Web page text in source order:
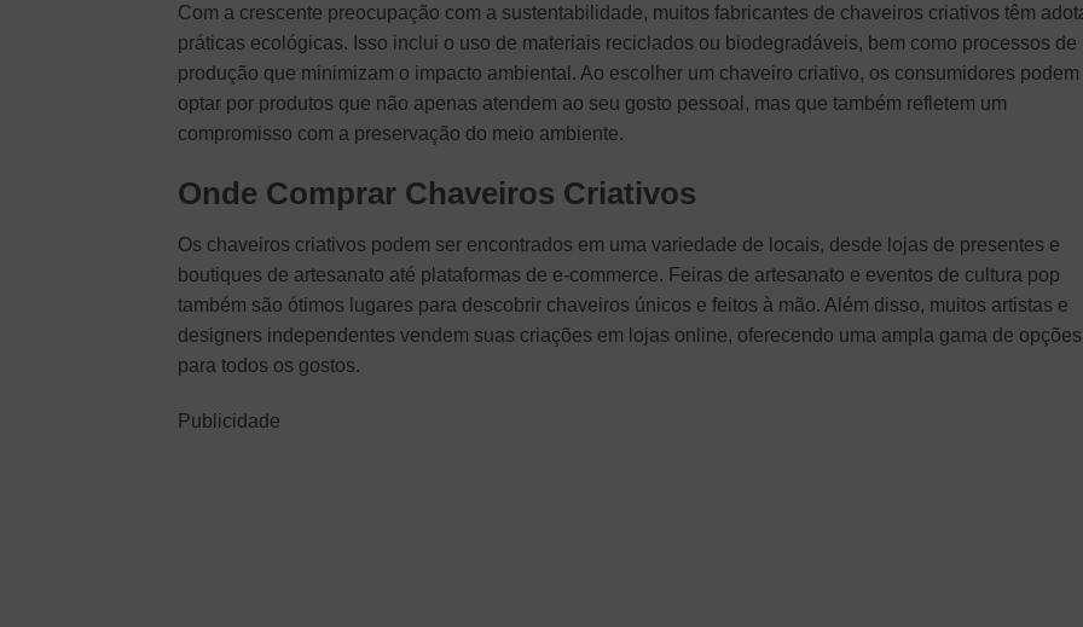
Com a crescente preocupação com a sustentabilidade, muitos fabricantes de chaveiros criativos têm
práticas ecológicas. Isso inclui o uso de materiais reciclados ou biodegradáveis, bem como processos de
produção que minimizam o impacto ambiental. Ao escolher um chaveiro criativo, os consumidores podem
optar por produtos que não apenas atendem ao seu gosto pessoal, mas que também refletem um
compromisso com a preservação do meio ambiente.
Onde Comprar Chaveiros Criativos
Os chaveiros criativos podem ser encontrados em uma variedade de locais, desde lojas de presentes e
boutiques de artesanato até plataformas de e-commerce. Feiras de artesanato e eventos de cultura pop
também são ótimos lugares para descobrir chaveiros únicos e feitos à mão. Além disso, muitos artistas e
designers independentes vendem suas criações em lojas online, oferecendo uma ampla gama de opções
para todos os gostos.
Publicidade